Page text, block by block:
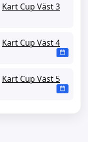
Kart Cup Väst 3
Kart Cup Väst 4
Kart Cup Väst 5